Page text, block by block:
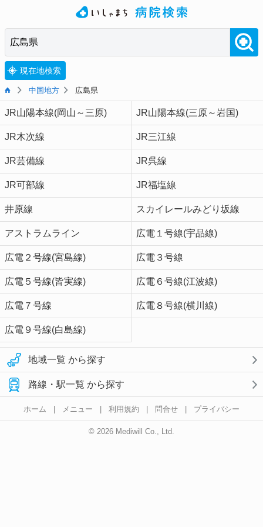
現在地検索
中国地方 広島県
JR山陽本線(岡山～三原) JR山陽本線(三原～岩国)
JR木次線 JR三江線
JR芸備線 JR呉線
JR可部線 JR福塩線
井原線 スカイレールみどり坂線
アストラムライン 広電１号線(宇品線)
広電２号線(宮島線) 広電３号線
広電５号線(皆実線) 広電６号線(江波線)
広電７号線 広電８号線(横川線)
広電９号線(白島線)
地域一覧 から探す
路線・駅一覧 から探す
ホーム | メニュー | 利用規約 | 問合せ | プライバシー
© 2026 Mediwill Co., Ltd.